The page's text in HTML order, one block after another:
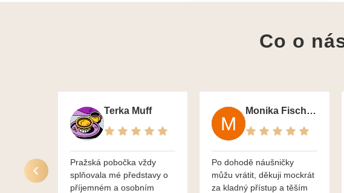
Co o
Terka Muff
Pražská pobočka vždy
splňovala mé představy o
příjemném a osobním
Monika Fischerova
Po dohodě náušničky
můžu vrátit, děkuji mockrát
za kladný přístup a těším